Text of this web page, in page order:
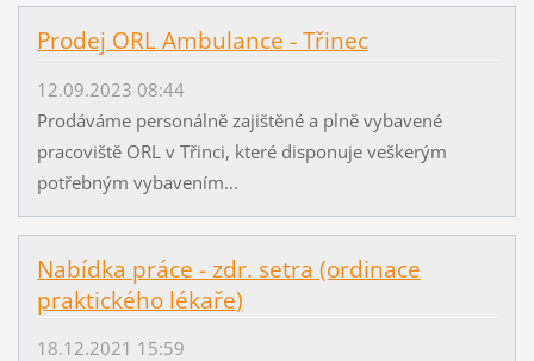
Prodej ORL Ambulance - Třinec
12.09.2023 08:44
Prodáváme personálně zajištěné a plně vybavené
pracoviště ORL v Třinci, které disponuje veškerým
potřebným vybavením...
Nabídka práce - zdr. setra (ordinace
praktického lékaře)
18.12.2021 15:59